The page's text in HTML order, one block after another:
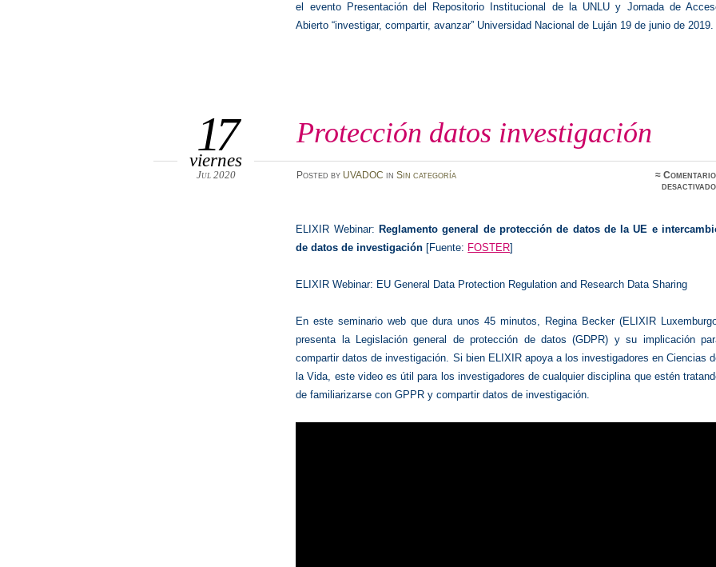
el evento Presentación del Repositorio Institucional de la UNLU y Jornada de
Abierto “investigar, compartir, avanzar” Universidad Nacional de Luján 19 de junio de 2019.
Protección datos investigación
17
viernes
Jul 2020 Posted by UVADOC in Sin categoría ≈
ELIXIR Webinar: Reglamento general de protección de datos de la UE e
de datos de investigación [Fuente: FOSTER]
ELIXIR Webinar: EU General Data Protection Regulation and Research Data Sharing
En este seminario web que dura unos 45 minutos, Regina Becker (ELIXIR
presenta la Legislación general de protección de datos (GDPR) y su implicación
compartir datos de investigación. Si bien ELIXIR apoya a los investigadores en Ciencias
la Vida, este video es útil para los investigadores de cualquier disciplina que estén
de familiarizarse con GPPR y compartir datos de investigación.